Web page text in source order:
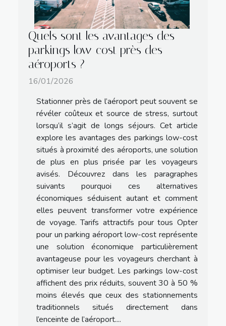
Quels sont les avantages des
parkings low-cost près des
aéroports ?
16/01/2026
Stationner près de l’aéroport peut souvent se
révéler coûteux et source de stress, surtout
lorsqu’il s’agit de longs séjours. Cet article
explore les avantages des parkings low-cost
situés à proximité des aéroports, une solution
de plus en plus prisée par les voyageurs
avisés. Découvrez dans les paragraphes
suivants pourquoi ces alternatives
économiques séduisent autant et comment
elles peuvent transformer votre expérience
de voyage. Tarifs attractifs pour tous Opter
pour un parking aéroport low-cost représente
une solution économique particulièrement
avantageuse pour les voyageurs cherchant à
optimiser leur budget. Les parkings low-cost
affichent des prix réduits, souvent 30 à 50 %
moins élevés que ceux des stationnements
traditionnels situés directement dans
l’enceinte de l’aéroport....